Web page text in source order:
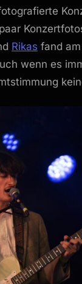
Rikas fand am
wenn es